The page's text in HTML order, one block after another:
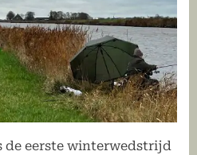
eerste winterwedstrijd